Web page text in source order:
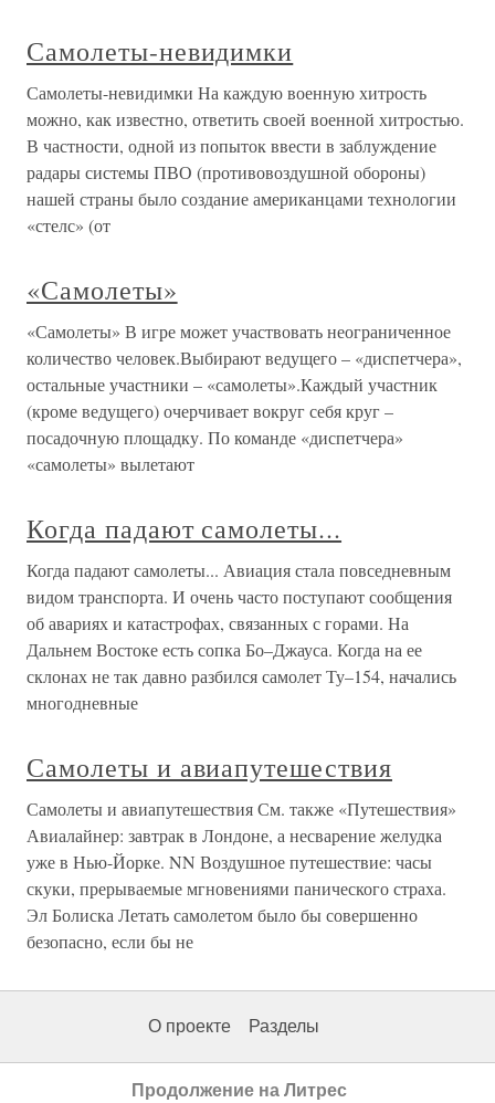
Самолеты-невидимки
Самолеты-невидимки На каждую военную хитрость
можно, как известно, ответить своей военной хитростью.
В частности, одной из попыток ввести в заблуждение
радары системы ПВО (противовоздушной обороны)
нашей страны было создание американцами технологии
«стелс» (от
«Самолеты»
«Самолеты» В игре может участвовать неограниченное
количество человек.Выбирают ведущего – «диспетчера»,
остальные участники – «самолеты».Каждый участник
(кроме ведущего) очерчивает вокруг себя круг –
посадочную площадку. По команде «диспетчера»
«самолеты» вылетают
Когда падают самолеты...
Когда падают самолеты... Авиация стала повседневным
видом транспорта. И очень часто поступают сообщения
об авариях и катастрофах, связанных с горами. На
Дальнем Востоке есть сопка Бо–Джауса. Когда на ее
склонах не так давно разбился самолет Ту–154, начались
многодневные
Самолеты и авиапутешествия
Самолеты и авиапутешествия См. также «Путешествия»
Авиалайнер: завтрак в Лондоне, а несварение желудка
уже в Нью-Йорке. NN Воздушное путешествие: часы
скуки, прерываемые мгновениями панического страха.
Эл Болиска Летать самолетом было бы совершенно
безопасно, если бы не
О проекте Разделы
Продолжение на Литрес